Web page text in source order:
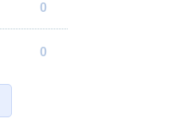
0
0